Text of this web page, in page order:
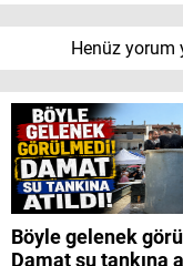
Henüz yorum
Böyle gelenek
Damat su tankına